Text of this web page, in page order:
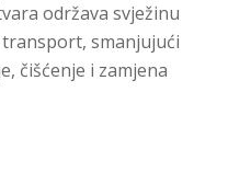
održava svježinu
smanjujući
čišćenje i zamjena